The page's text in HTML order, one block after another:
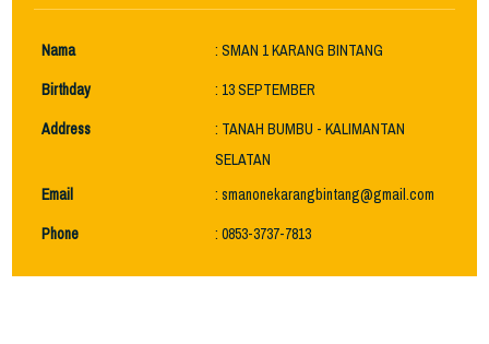
Nama
: SMAN 1 KARANG BINTANG
Birthday
: 13 SEPTEMBER
Address
: TANAH BUMBU - KALIMANTAN
SELATAN
Email
: smanonekarangbintang@gmail.com
Phone
: 0853-3737-7813